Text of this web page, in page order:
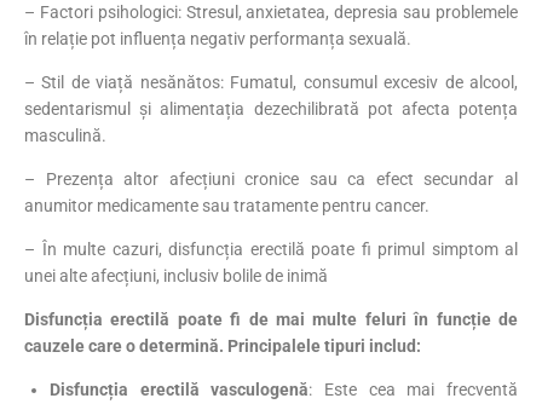
– Factori psihologici: Stresul, anxietatea, depresia sau problemele
în relație pot influența negativ performanța sexuală. ​
– Stil de viață nesănătos: Fumatul, consumul excesiv de alcool,
sedentarismul și alimentația dezechilibrată pot afecta potența
masculină.
– Prezența altor afecțiuni cronice sau ca efect secundar al
anumitor medicamente sau tratamente pentru cancer.
– În multe cazuri, disfuncția erectilă poate fi primul simptom al
unei alte afecțiuni, inclusiv bolile de inimă
Disfuncția erectilă poate fi de mai multe feluri în funcție de
cauzele care o determină. Principalele tipuri includ:​
Disfuncția erectilă vasculogenă: Este cea mai frecventă